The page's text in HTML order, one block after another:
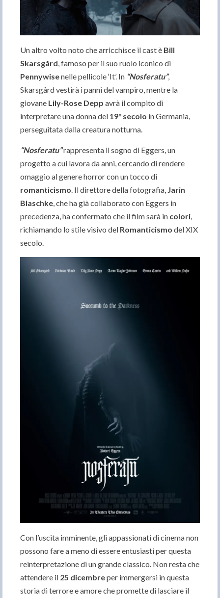
Un altro volto noto che arricchisce il cast è Bill
Skarsgård , famoso per il suo ruolo iconico di
Pennywisenelle pellicole ‘It’. In “Nosferatu”,
Skarsgård vestirà i panni del vampiro, mentre la
giovane Lily-Rose Depp avrà il compito di
interpretare una donna del 19° secolo in Germania,
perseguitata dalla creatura notturna.
“Nosferatu”rappresenta il sogno di Eggers, un
progetto a cui lavora da anni, cercando di rendere
omaggio al genere horror con un tocco di
romanticismo . Il direttore della fotografia, Jarin
Blaschke , che ha già collaborato con Eggers in
precedenza, ha confermato che il film sarà in colori
richiamando lo stile visivo del Romanticismo del XIX
secolo.
Con l’uscita imminente, gli appassionati di cinema non
possono fare a meno di essere entusiasti per questa
reinterpretazione di un grande classico. Non resta che
attendere il 25 dicembreper immergersi in questa
storia di terrore e amore che promette di lasciare il